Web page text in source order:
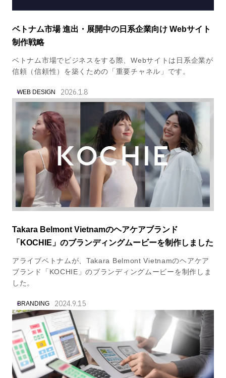
ベトナム市場 進出・展開中の日系企業向け Webサイト
制作戦略
ベトナム市場でビジネスをする際、Webサイトは日系企業が
信頼（信頼性）を築くための「重要チャネル」です。
WEB DESIGN 2026.1.8
Takara Belmont Vietnamのヘアケアブランド
「KOCHIE」のブランディングムービーを制作しました
アライブベトナムが、Takara Belmont Vietnamのヘアケア
ブランド「KOCHIE」のブランディングムービーを制作しま
した。
BRANDING 2024.9.15